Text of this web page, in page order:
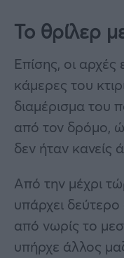
Το θρίλερ
Επίσης, οι αρχές
κάμερες του
διαμέρισμα του
από τον δρόμο,
δεν ήταν κανείς
Από την μέχρι
υπάρχει
από νωρίς το
υπήρχε άλλος